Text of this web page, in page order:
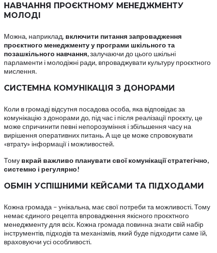
НАВЧАННЯ ПРОЄКТНОМУ МЕНЕДЖМЕНТУ
МОЛОДІ
Можна, наприклад, включити питання запровадження
проєктного менеджменту у програми шкільного та
позашкільного навчання,залучаючи до цього шкільні
парламенти і молодіжні ради, впроваджувати культуру проєктного
мислення.
СИСТЕМНА КОМУНІКАЦІЯ З ДОНОРАМИ
Коли в громаді відсутня посадова особа, яка відповідає за
комунікацію з донорами до, під час і після реалізації проєкту, це
може спричинити певні непорозуміння і збільшення часу на
вирішення оперативних питань. А ще це може спровокувати
«втрату» інформації і можливостей.
Тому вкрай важливо планувати свої комунікації стратегічно,
системно і регулярно!
ОБМІН УСПІШНИМИ КЕЙСАМИ ТА ПІДХОДАМИ
Кожна громада – унікальна, має свої потреби та можливості. Тому
немає єдиного рецепта впровадження якісного проєктного
менеджменту для всіх. Кожна громада повинна знати свій набір
інструментів, підходів та механізмів, який буде підходити саме їй,
враховуючи усі особливості.